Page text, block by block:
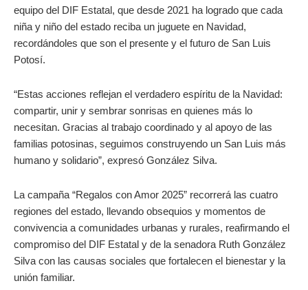
equipo del DIF Estatal, que desde 2021 ha logrado que cada
niña y niño del estado reciba un juguete en Navidad,
recordándoles que son el presente y el futuro de San Luis
Potosí.
“Estas acciones reflejan el verdadero espíritu de la Navidad:
compartir, unir y sembrar sonrisas en quienes más lo
necesitan. Gracias al trabajo coordinado y al apoyo de las
familias potosinas, seguimos construyendo un San Luis más
humano y solidario”, expresó González Silva.
La campaña “Regalos con Amor 2025” recorrerá las cuatro
regiones del estado, llevando obsequios y momentos de
convivencia a comunidades urbanas y rurales, reafirmando el
compromiso del DIF Estatal y de la senadora Ruth González
Silva con las causas sociales que fortalecen el bienestar y la
unión familiar.